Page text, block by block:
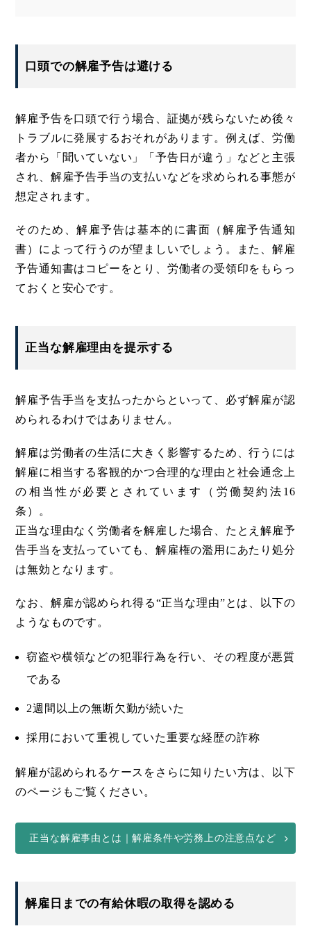
口頭での解雇予告は避ける
解雇予告を口頭で行う場合、証拠が残らないため後々
トラブルに発展するおそれがあります。例えば、労働
者から「聞いていない」「予告日が違う」などと主張
され、解雇予告手当の支払いなどを求められる事態が
想定されます。
そのため、解雇予告は基本的に書面（解雇予告通知
書）によって行うのが望ましいでしょう。また、解雇
予告通知書はコピーをとり、労働者の受領印をもらっ
ておくと安心です。
正当な解雇理由を提示する
解雇予告手当を支払ったからといって、必ず解雇が認
められるわけではありません。
解雇は労働者の生活に大きく影響するため、行うには
解雇に相当する客観的かつ合理的な理由と社会通念上
の相当性が必要とされています（労働契約法16
条）。
正当な理由なく労働者を解雇した場合、たとえ解雇予
告手当を支払っていても、解雇権の濫用にあたり処分
は無効となります。
なお、解雇が認められ得る“正当な理由”とは、以下の
ようなものです。
窃盗や横領などの犯罪行為を行い、その程度が悪質
である
2週間以上の無断欠勤が続いた
採用において重視していた重要な経歴の詐称
解雇が認められるケースをさらに知りたい方は、以下
のページもご覧ください。
正当な解雇事由とは｜解雇条件や労務上の注意点など
解雇日までの有給休暇の取得を認める